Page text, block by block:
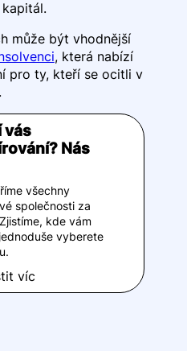
může být vhodnější
, která nabízí
pro ty, kteří se ocitli v
vás
Nás
všechny
společnosti za
kde vám
vyberete
víc